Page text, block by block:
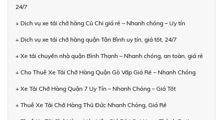
24/7
+ Dịch vụ xe tải chở hàng Củ Chi giá rẻ – Nhanh chóng – Uy tín
+ Dịch vụ xe tải chở hàng quận Tân Bình uy tín, giá tốt, 24/7
+ Xe tải chuyển nhà quận Bình Thạnh – Nhanh chóng, an toàn, giá rẻ
+ Cho Thuê Xe Tải Chở Hàng Quận Gò Vấp Giá Rẻ – Nhanh Chóng
+ Xe Tải Chở Hàng Quận 7 Uy Tín – Nhanh Chóng – Giá Tốt
+ Thuê Xe Tải Chở Hàng Thủ Đức Nhanh Chóng, Giá Rẻ